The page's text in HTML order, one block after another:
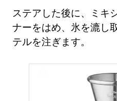
ステアした後に、ミキ
ナーをはめ、氷を漉し
テルを注ぎます。